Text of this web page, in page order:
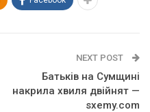
NEXT POST
Батьків на Сумщині
накрила хвиля двійнят —
sxemy.com